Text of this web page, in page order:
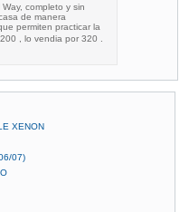
completo y sin
de manera
permiten practicar la
, lo vendia por 320 .
XENON
07)